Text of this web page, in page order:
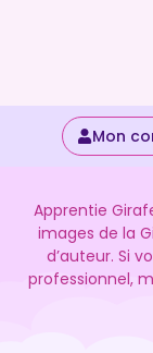
Mon
Apprentie
images de la
d’auteur. Si
professionnel,